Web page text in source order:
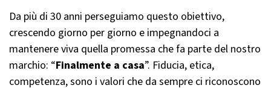
Da più di 30 anni perseguiamo questo obiettivo,
crescendo giorno per giorno e impegnandoci a
mantenere viva quella promessa che fa parte del nostro
marchio: “Finalmente a casa”. Fiducia, etica,
competenza, sono i valori che da sempre ci riconoscono